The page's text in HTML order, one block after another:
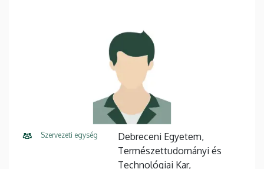
Szervezeti egység
Debreceni Egyetem,
Természettudományi és
Technológiai Kar,